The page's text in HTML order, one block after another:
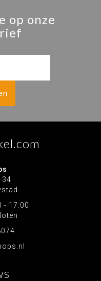
op onze
34
- 17:00